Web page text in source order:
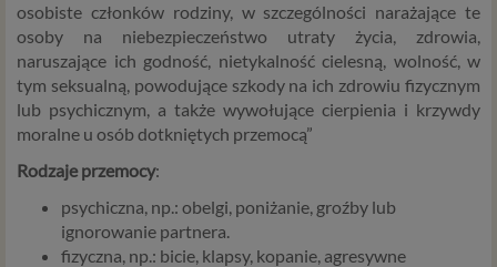
osobiste członków rodziny, w szczególności narażające te
osoby na niebezpieczeństwo utraty życia, zdrowia,
naruszające ich godność, nietykalność cielesną, wolność, w
tym seksualną, powodujące szkody na ich zdrowiu fizycznym
lub psychicznym, a także wywołujące cierpienia i krzywdy
moralne u osób dotkniętych przemocą”
Rodzaje przemocy:
psychiczna, np.: obelgi, poniżanie, groźby lub
ignorowanie partnera.
fizyczna, np.: bicie, klapsy, kopanie, agresywne